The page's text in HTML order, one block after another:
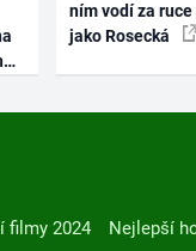
ním vodí za
jako Rosecká
filmy 2024 Nejlepší